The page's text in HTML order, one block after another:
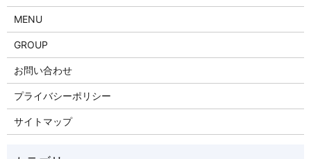
MENU
GROUP
お問い合わせ
プライバシーポリシー
サイトマップ